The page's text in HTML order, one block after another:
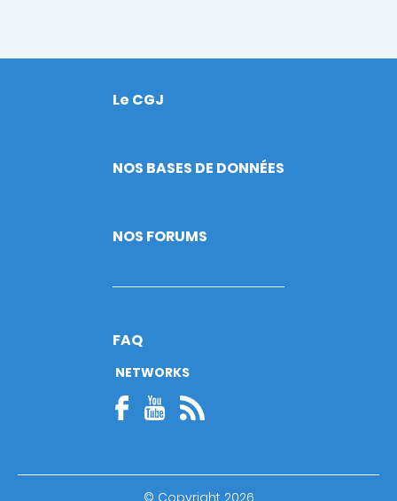
Footer
Le CGJ
NOS BASES DE DONNÉES
NOS FORUMS
FAQ
NETWORKS
© Copyright 2026